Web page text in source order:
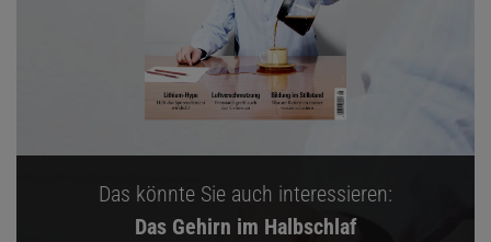
Das könnte Sie auch interessieren:
Das Gehirn im Halbschlaf